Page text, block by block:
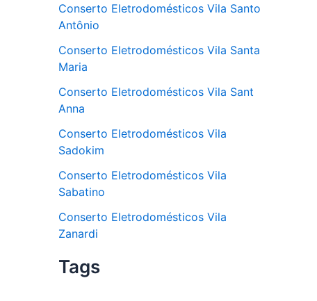
Conserto Eletrodomésticos Vila Santo
Antônio
Conserto Eletrodomésticos Vila Santa
Maria
Conserto Eletrodomésticos Vila Sant
Anna
Conserto Eletrodomésticos Vila
Sadokim
Conserto Eletrodomésticos Vila
Sabatino
Conserto Eletrodomésticos Vila
Zanardi
Tags